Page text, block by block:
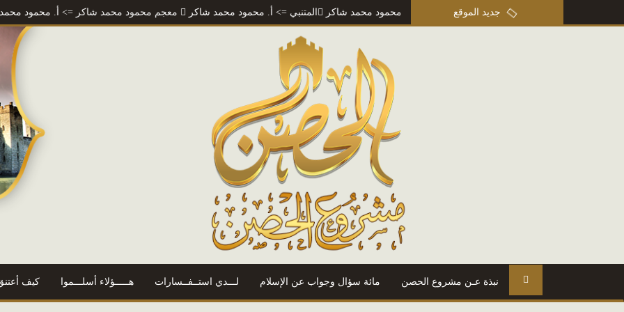
جديد الموقع معجم محمود محمد شاكر=> أ. محمود محمد شاكر المتنبي=> أ. محمود محمد شاكر من مذكرات عمر بن أبي ربيعة=> أ. محمود محمد شاكر
نبذة عـن مشروع الحصن مائة سؤال وجواب عن الإسلام لـــدي استــفــسارات هـــــؤلاء أسلـــموا كيف